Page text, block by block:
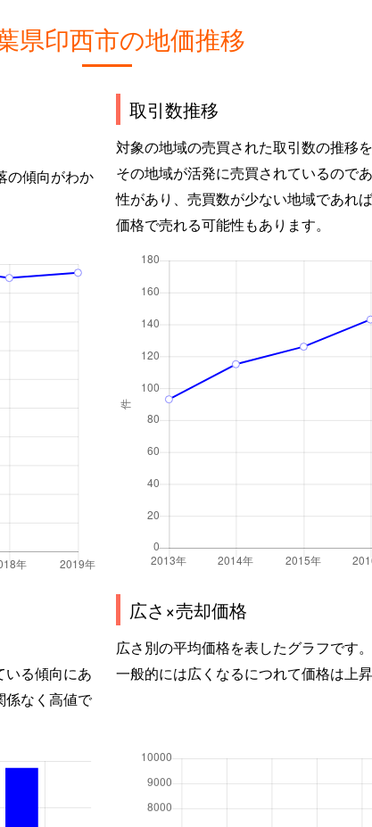
県印西市の地価推移
の傾向がわか
取引数推移
対象の地域の売買された取引数の推移
その地域が活発に売買されているので
性があり、売買数が少ない地域であれ
価格で売れる可能性もあります。
る傾向にあ
係なく高値で
広さ×売却価格
広さ別の平均価格を表したグラフです。
一般的には広くなるにつれて価格は上